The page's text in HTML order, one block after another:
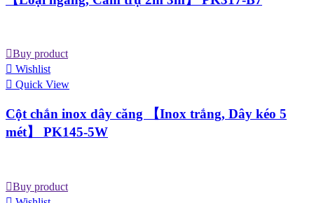
Buy product
Wishlist
Quick View
Cột chắn inox dây căng 【Inox trắng, Dây kéo 5
mét】 PK145-5W
Buy product